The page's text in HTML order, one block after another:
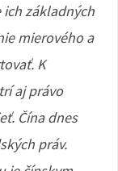
základných
mierového a
K
aj právo
Čína dnes
práv.